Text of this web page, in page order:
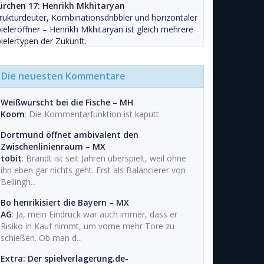
17: Henrikh Mkhitaryan
Kombinationsdribbler und horizontaler
– Henrikh Mkhitaryan ist gleich mehrere
der Zukunft.
Die neuesten Kommentare
Weißwurscht bei die Fische – MH
Koom: Die Kommentarfunktion ist kaputt.
Dortmund öffnet ambivalent den
Zwischenlinienraum – MX
tobit: Brandt ist seit Jahren überspielt, weil ohne
ihn eben gar nichts geht. Erst als Balancierer von
Bellingh...
Bo henrikisiert die Bayern – MX
AG: Ja, mein Eindruck war auch immer, dass er
Risiko in Kauf nimmt, um vorne mehr Tore zu
schießen. Ob man d...
Extra: Der spielverlagerung.de-